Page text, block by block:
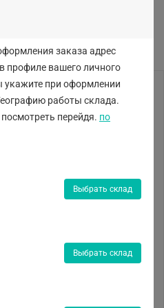
заказа адрес
профиле вашего личного
укажите при оформлении
работы склада.
перейдя. по
Выбрать склад
Выбрать склад